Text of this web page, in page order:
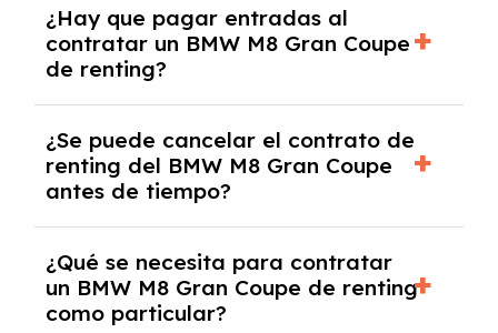
Gran Coupe con el seguro a todo riesgo sin
franquicia incluido dentro de las cuotas
mensuales.
¿Hay que pagar entradas al
contratar un BMW M8 Gran Coupe
de renting?
tendrás que pagar ningún tipo de entrada
salvo en casos que lo exija el proveedor
debido al resultado del estudio de viabilidad
económica.
¿Se puede cancelar el contrato de
renting del BMW M8 Gran Coupe
antes de tiempo?
pero puede haber penalizaciones por
cancelación anticipada. Es importante revisar
las condiciones del contrato y hablar con un
¿Qué se necesita para contratar
un BMW M8 Gran Coupe de renting
como particular?